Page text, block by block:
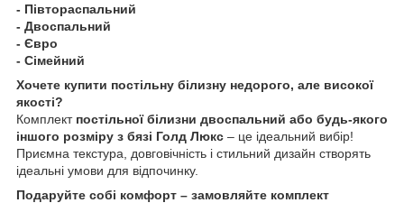
- Півтораспальний
- Двоспальний
- Євро
- Сімейний
Хочете купити постільну білизну недорого, але високої
якості?
Комплект постільної білизни двоспальний або будь-якого
іншого розміру з бязі Голд Люкс – це ідеальний вибір!
Приємна текстура, довговічність і стильний дизайн створять
ідеальні умови для відпочинку.
Подаруйте собі комфорт – замовляйте комплект